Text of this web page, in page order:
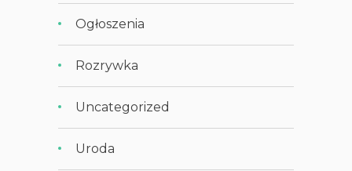
Ogłoszenia
Rozrywka
Uncategorized
Uroda